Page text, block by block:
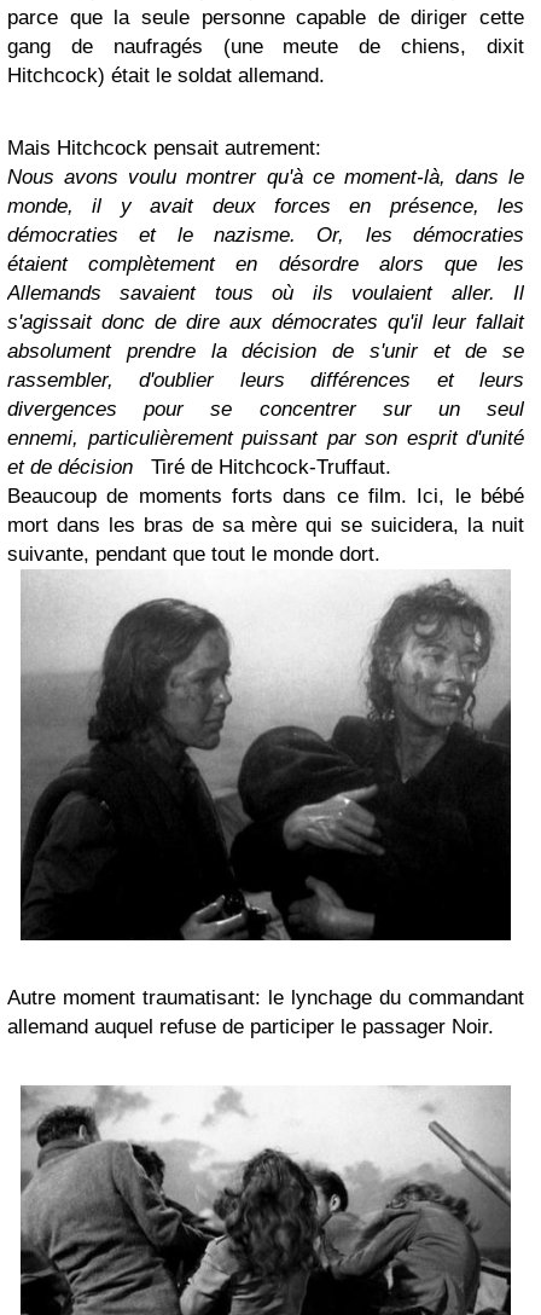
parce que la seule personne capable de diriger cette
gang de naufragés (une meute de chiens, dixit
Hitchcock) était le soldat allemand.
Mais Hitchcock pensait autrement:
Nous avons voulu montrer qu'à ce moment-là, dans le
monde, il y avait deux forces en présence, les
démocraties et le nazisme. Or, les démocraties
étaient complètement en désordre alors que les
Allemands savaient tous où ils voulaient aller. Il
s'agissait donc de dire aux démocrates qu'il leur fallait
absolument prendre la décision de s'unir et de se
rassembler, d'oublier leurs différences et leurs
divergences pour se concentrer sur un seul
ennemi, particulièrement puissant par son esprit d'unité
et de décision
Tiré de Hitchcock-Truffaut.
Beaucoup de moments forts dans ce film. Ici, le bébé
mort dans les bras de sa mère qui se suicidera, la nuit
suivante, pendant que tout le monde dort.
Autre moment traumatisant: le lynchage du commandant
allemand auquel refuse de participer le passager Noir.